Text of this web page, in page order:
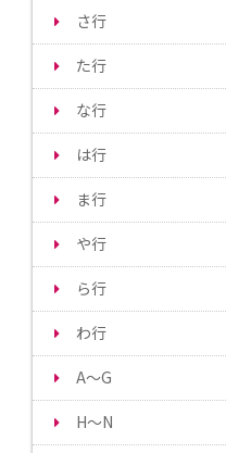
さ行
た行
な行
は行
ま行
や行
ら行
わ行
A～G
H～N